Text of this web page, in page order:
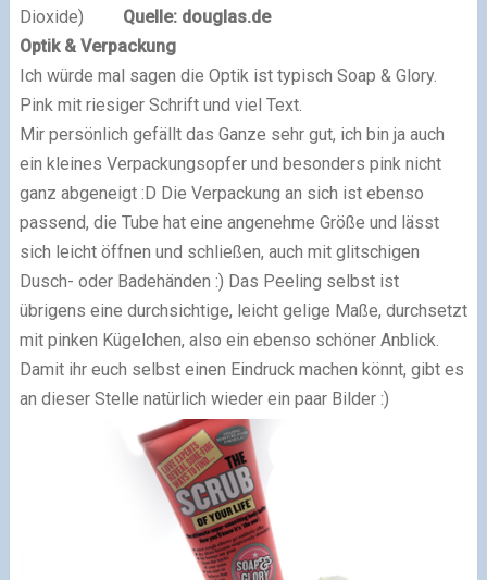
Dioxide) Quelle: douglas.de
Optik & Verpackung
Ich würde mal sagen die Optik ist typisch Soap & Glory.
Pink mit riesiger Schrift und viel Text.
Mir persönlich gefällt das Ganze sehr gut, ich bin ja auch
ein kleines Verpackungsopfer und besonders pink nicht
ganz abgeneigt :D Die Verpackung an sich ist ebenso
passend, die Tube hat eine angenehme Größe und lässt
sich leicht öffnen und schließen, auch mit glitschigen
Dusch- oder Badehänden :) Das Peeling selbst ist
übrigens eine durchsichtige, leicht gelige Maße, durchsetzt
mit pinken Kügelchen, also ein ebenso schöner Anblick.
Damit ihr euch selbst einen Eindruck machen könnt, gibt es
an dieser Stelle natürlich wieder ein paar Bilder :)